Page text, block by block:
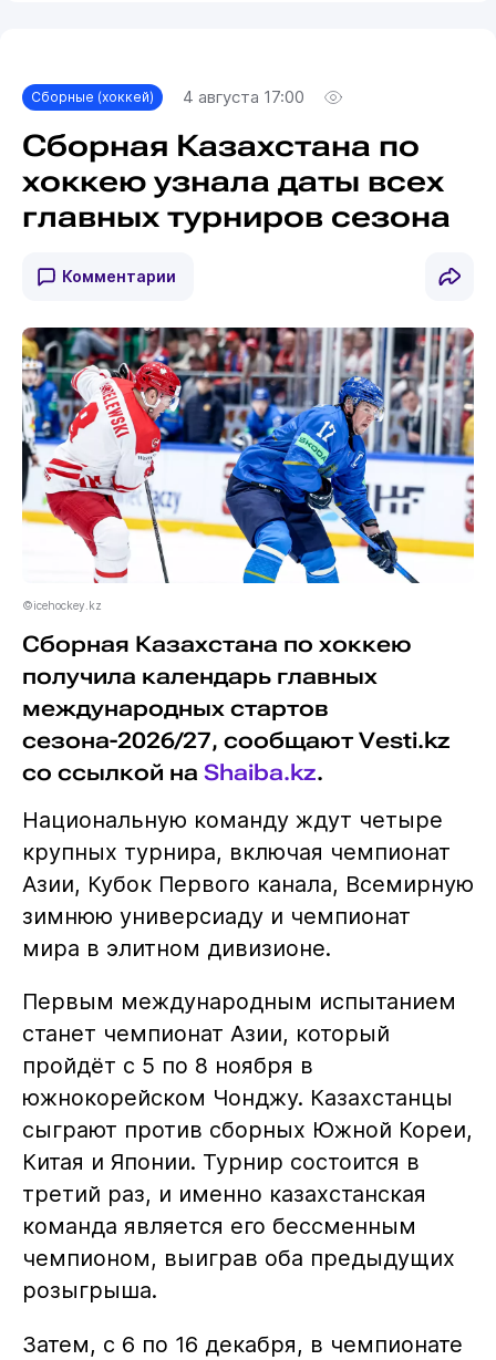
Сборные (хоккей) 4 августа 17:00
Сборная Казахстана по
хоккею узнала даты всех
главных турниров сезона
Комментарии
©icehockey.kz
Сборная Казахстана по хоккею
получила календарь главных
международных стартов
сезона-2026/27, сообщают Vesti.kz
со ссылкой на Shaiba.kz.
Национальную команду ждут четыре
крупных турнира, включая чемпионат
Азии, Кубок Первого канала, Всемирную
зимнюю универсиаду и чемпионат
мира в элитном дивизионе.
Первым международным испытанием
станет чемпионат Азии, который
пройдёт с 5 по 8 ноября в
южнокорейском Чонджу. Казахстанцы
сыграют против сборных Южной Кореи,
Китая и Японии. Турнир состоится в
третий раз, и именно казахстанская
команда является его бессменным
чемпионом, выиграв оба предыдущих
розыгрыша.
Затем, с 6 по 16 декабря, в чемпионате